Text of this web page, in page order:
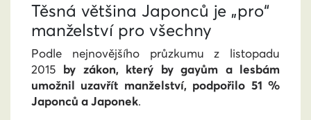
Těsná většina Japonců je „pro“
manželství pro všechny
Podle nejnovějšího průzkumu z listopadu
2015 by zákon, který by gayům a lesbám
umožnil uzavřít manželství, podpořilo 51 %
Japonců a Japonek.